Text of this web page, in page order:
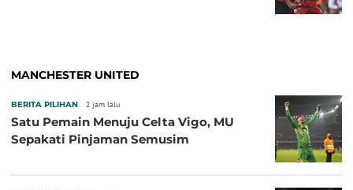
MANCHESTER UNITED
BERITA PILIHAN 2 jam lalu
Satu Pemain Menuju Celta Vigo, MU
Sepakati Pinjaman Semusim